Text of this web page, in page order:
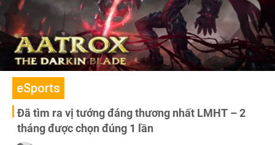
eSports
Đã tìm ra vị tướng đáng thương nhất LMHT – 2
tháng được chọn đúng 1 lần